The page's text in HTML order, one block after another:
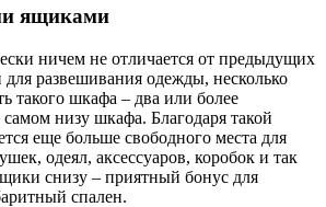
ящиками
ничем не отличается от предыдущих
развешивания одежды, несколько
такого шкафа – два или более
низу шкафа. Благодаря такой
еще больше свободного места для
одеял, аксессуаров, коробок и так
снизу – приятный бонус для
спален.